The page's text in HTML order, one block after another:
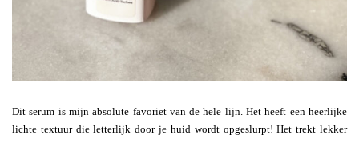
Dit serum is mijn absolute favoriet van de hele lijn. Het heeft een heerlijke
lichte textuur die letterlijk door je huid wordt opgeslurpt! Het trekt lekker